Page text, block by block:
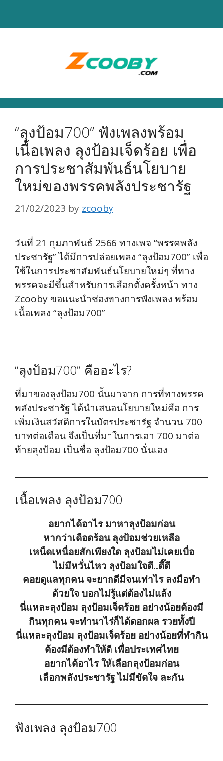
“ลุงป้อม700” ฟังเพลงพร้อม
เนื้อเพลง ลุงป้อมเจ็ดร้อย เพื่อ
การประชาสัมพันธ์นโยบาย
ใหม่ของพรรคพลังประชารัฐ
21/02/2023 by zcooby
วันที่ 21 กุมภาพันธ์ 2566 ทางเพจ “พรรคพลัง
ประชารัฐ” ได้มีการปล่อยเพลง “ลุงป้อม700” เพื่อ
ใช้ในการประชาสัมพันธ์นโยบายใหม่ๆ ที่ทาง
พรรคจะมีขึ้นสำหรับการเลือกตั้งครั้งหน้า ทาง
Zcooby ขอแนะนำช่องทางการฟังเพลง พร้อม
เนื้อเพลง “ลุงป้อม700”
“ลุงป้อม700” คืออะไร?
ที่มาของลุงป้อม700 นั้นมาจาก การที่ทางพรรค
พลังประชารัฐ ได้นำเสนอนโยบายใหม่คือ การ
เพิ่มเงินสวัสดิการในบัตรประชารัฐ จำนวน 700
บาทต่อเดือน จึงเป็นที่มาในการเอา 700 มาต่อ
ท้ายลุงป้อม เป็นชื่อ ลุงป้อม700 นั่นเอง
เนื้อเพลง ลุงป้อม700
อยากได้อาไร มาหาลุงป้อมก่อน
หากว่าเดือดร้อน ลุงป้อมช่วยเหลือ
เหน็ดเหนื่อยสักเพียงใด ลุงป้อมไม่เคยเบื่อ
ไม่มีหวั่นไหว ลุงป้อมใจดี..ดี๊ดี
คอยดูแลทุกคน จะยากดีมีจนเท่าไร ลงมือทำ
ด้วยใจ บอกไม่รู้แต่ต้องไม่แล้ง
นี่แหละลุงป้อม ลุงป้อมเจ็ดร้อย อย่างน้อยต้องมี
กินทุกคน จะทำนาไร่ก็ได้ดอกผล รวยทั้งปี
นี่แหละลุงป้อม ลุงป้อมเจ็ดร้อย อย่างน้อยที่ทำกิน
ต้องมีต้องทำให้ดี เพื่อประเทศไทย
อยากได้อาไร ให้เลือกลุงป้อมก่อน
เลือกพลังประชารัฐ ไม่มีขัดใจ ละกัน
ฟังเพลง ลุงป้อม700